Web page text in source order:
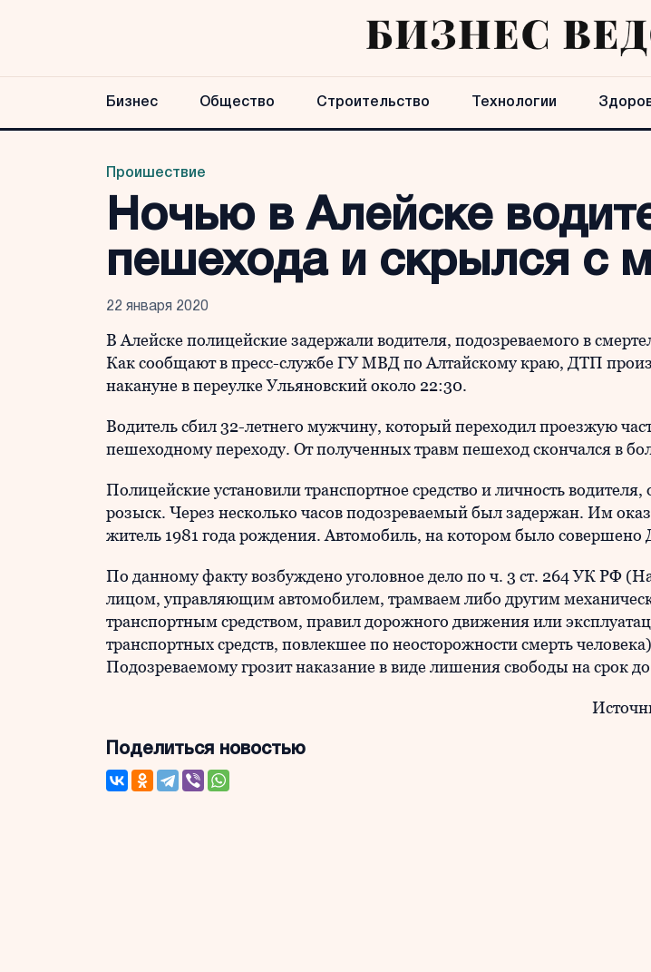
Бизнес Общество Строительство Технологии
Проишествие
Ночью в Алейске
пешехода и скрылся с
22 января 2020
В Алейске полицейские задержали водителя, подозреваемого в
Как сообщают в пресс-службе ГУ МВД по Алтайскому краю, ДТП
накануне в переулке Ульяновский около 22:30.
Водитель сбил 32-летнего мужчину, который переходил проезжую
пешеходному переходу. От полученных травм пешеход скончался в
Полицейские установили транспортное средство и личность водителя,
розыск. Через несколько часов подозреваемый был задержан. Им
житель 1981 года рождения. Автомобиль, на котором было совершено
По данному факту возбуждено уголовное дело по ч. 3 ст. 264 УК РФ
лицом, управляющим автомобилем, трамваем либо другим
транспортным средством, правил дорожного движения или
транспортных средств, повлекшее по неосторожности смерть
Подозреваемому грозит наказание в виде лишения свободы на срок до
Поделиться новостью